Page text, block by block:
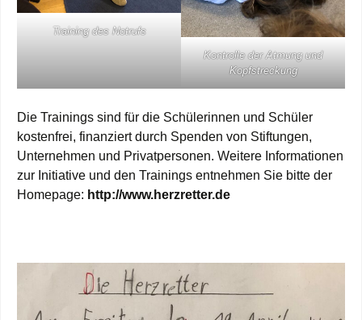
Training des Notrufs
Kontrolle der Atmung und
Kopfstreckung
Die Trainings sind für die Schülerinnen und Schüler
kostenfrei, finanziert durch Spenden von Stiftungen,
Unternehmen und Privatpersonen. Weitere Informationen
zur Initiative und den Trainings entnehmen Sie bitte der
Homepage: http://www.herzretter.de